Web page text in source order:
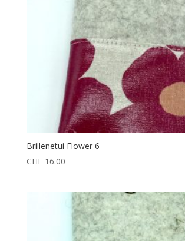
Brillenetui Flower 6
CHF16.00